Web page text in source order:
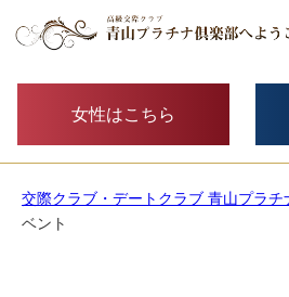
女性はこちら
交際クラブ・デートクラブ 青山プラ
ベント